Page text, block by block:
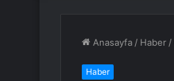
Anasayfa / Haber /
Haber